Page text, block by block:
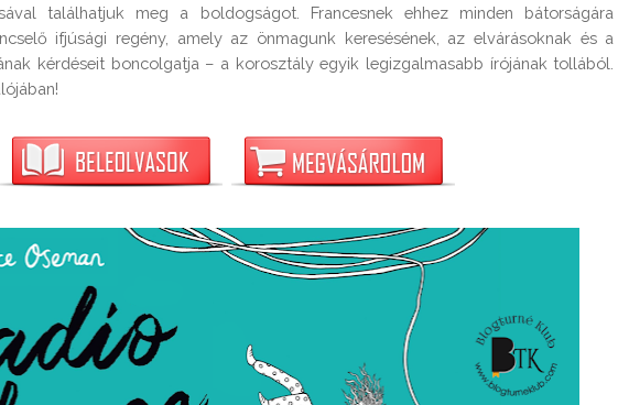
találhatjuk meg a boldogságot. Francesnek ehhez minden bátorságára
ifjúsági regény, amely az önmagunk keresésének, az elvárásoknak és a
kérdéseit boncolgatja – a korosztály egyik legizgalmasabb írójának tollából.